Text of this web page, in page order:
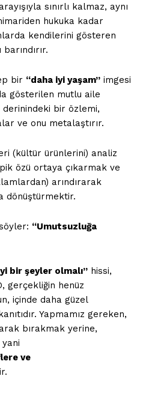
sınırlı kalmaz, aynı
hukuka kadar
kendilerini gösteren
bir “daha iyi yaşam” imgesi
gösterilen mutlu aile
derinindeki bir özlemi,
ve onu metalaştırır.
(kültür ürünlerini) analiz
özü ortaya çıkarmak ve
arındırarak
dönüştürmektir.
“Umutsuzluğa
bir şeyler olmalı” hissi,
gerçekliğin henüz
içinde daha güzel
Yapmamız gereken,
bırakmak yerine,
yani
ve